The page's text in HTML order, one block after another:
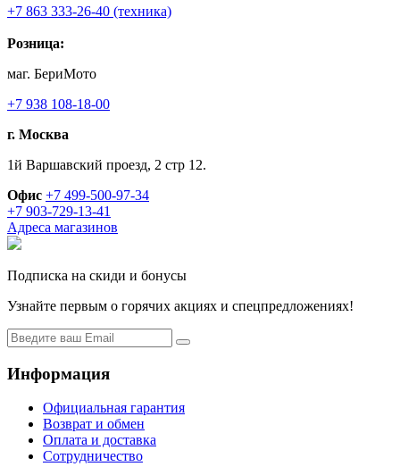
+7 863 333-26-40 (техника)
Розница:
маг. БериМото
+7 938 108-18-00
г. Москва
1й Варшавский проезд, 2 стр 12.
Офис +7 499-500-97-34
+7 903-729-13-41
Адреса магазинов
Подписка на скиди и бонусы
Узнайте первым о горячих акциях и спецпредложениях!
Информация
Официальная гарантия
Возврат и обмен
Оплата и доставка
Сотрудничество